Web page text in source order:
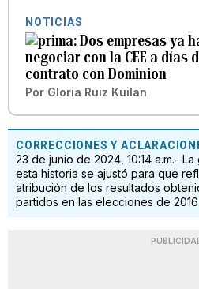
NOTICIAS
Dos empresas ya
negociar con la CEE a días
contrato con Dominion
Por Gloria Ruiz Kuilan
CORRECCIONES Y
23 de junio de 2024, 10:14 a.m.-
esta historia se ajustó para que
atribución de los resultados
partidos en las elecciones de